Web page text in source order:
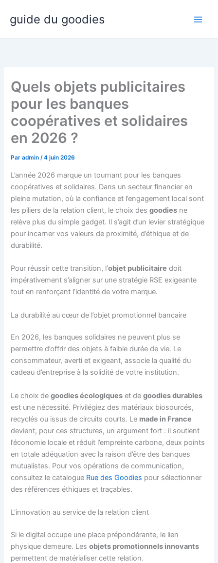
contenu
guide du goodies
Quels objets publicitaires
pour les banques
coopératives et solidaires
en 2026 ?
Paradmin/4 juin 2026
L’année 2026 marque un tournant pour les banques
coopératives et solidaires. Dans un secteur financier en
pleine mutation, où la confiance et l’engagement local sont
les piliers de la relation client, le choix desgoodies ne
relève plus du simple gadget. Il s’agit d’un levier stratégique
pour incarner vos valeurs de proximité, d’éthique et de
durabilité.
Pour réussir cette transition, l’objet publicitaire doit
impérativement s’aligner sur une stratégie RSE exigeante
tout en renforçant l’identité de votre marque.
La durabilité au cœur de l’objet promotionnel bancaire
En 2026, les banques solidaires ne peuvent plus se
permettre d’offrir des objets à faible durée de vie. Le
consommateur, averti et exigeant, associe la qualité du
cadeau d’entreprise à la solidité de votre institution.
Le choix degoodies écologiques et degoodies durables
est une nécessité. Privilégiez des matériaux biosourcés,
recyclés ou issus de circuits courts. Le made in France
devient, pour ces structures, un argument fort : il soutient
l’économie locale et réduit l’empreinte carbone, deux points
en totale adéquation avec la raison d’être des banques
mutualistes. Pour vos opérations de communication,
consultez le catalogue Rue des Goodies pour sélectionner
des références éthiques et traçables.
L’innovation au service de la relation client
Si le digital occupe une place prépondérante, le lien
physique demeure. Lesobjets promotionnels innovants
permettent de matérialiser cette relation.